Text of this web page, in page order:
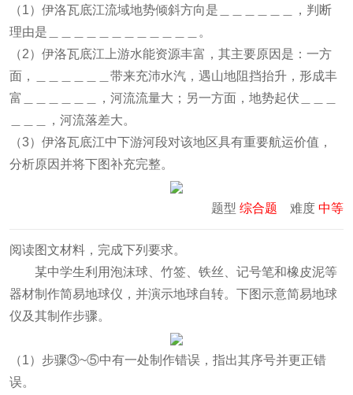
（1）伊洛瓦底江流域地势倾斜方向是＿＿＿＿＿＿，判断
理由是＿＿＿＿＿＿＿＿＿＿＿＿。
（2）伊洛瓦底江上游水能资源丰富，其主要原因是：一方
面，＿＿＿＿＿＿带来充沛水汽，遇山地阻挡抬升，形成丰
富＿＿＿＿＿＿，河流流量大；另一方面，地势起伏＿＿＿
＿＿＿，河流落差大。
（3）伊洛瓦底江中下游河段对该地区具有重要航运价值，
分析原因并将下图补充完整。
题型 综合题 难度 中等
阅读图文材料，完成下列要求。
某中学生利用泡沫球、竹签、铁丝、记号笔和橡皮泥等
器材制作简易地球仪，并演示地球自转。下图示意简易地球
仪及其制作步骤。
（1）步骤③~⑤中有一处制作错误，指出其序号并更正错
误。